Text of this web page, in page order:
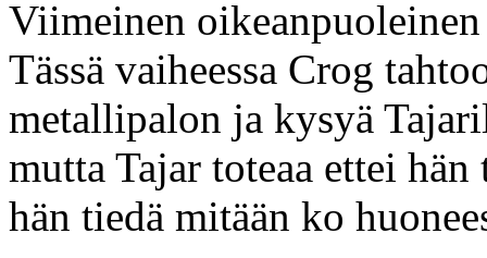
Viimeinen
Tässä vaiheessa Crog
metallipalon ja kysyä
mutta Tajar toteaa ettei
hän tiedä mitään ko